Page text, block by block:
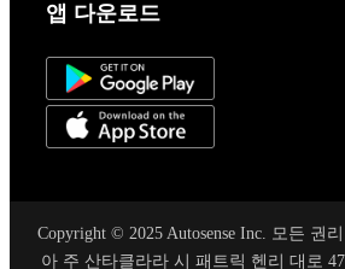
앱 다운로드
Copyright © 2025 Autosense Inc. 모든 권
아 주 산타클라라 시 패트릭 헨리 대로